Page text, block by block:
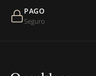
PAGO
Seguro